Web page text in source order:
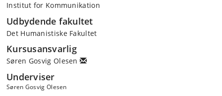
Institut for Kommunikation
Udbydende fakultet
Det Humanistiske Fakultet
Kursusansvarlig
Søren Gosvig Olesen
Underviser
Søren Gosvig Olesen